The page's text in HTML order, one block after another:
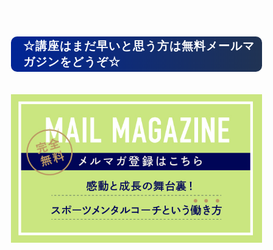
☆講座はまだ早いと思う方は無料メールマ
ガジンをどうぞ☆